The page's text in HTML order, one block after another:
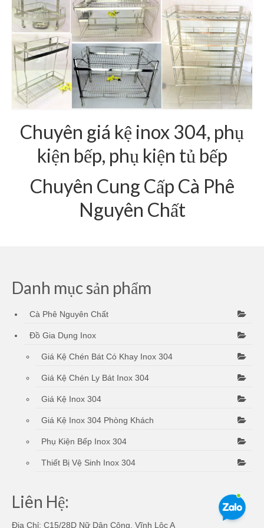
Giá Kệ Inox 304 Phòng Khách
Giá Kệ Inox 304 Bóng Gương
Cà Phê Nguyên Chất
Chuyên giá kệ inox 304, phụ
kiện bếp, phụ kiện tủ bếp
Chuyên Cung Cấp Cà Phê
Nguyên Chất
Danh mục sản phẩm
Cà Phê Nguyên Chất
Đồ Gia Dụng Inox
Giá Kệ Chén Bát Có Khay Inox 304
Giá Kệ Chén Ly Bát Inox 304
Giá Kệ Inox 304
Giá Kệ Inox 304 Phòng Khách
Phụ Kiện Bếp Inox 304
Thiết Bị Vệ Sinh Inox 304
Liên Hệ:
Địa Chỉ: C15/28D Nữ Dân Công, Vĩnh Lộc A